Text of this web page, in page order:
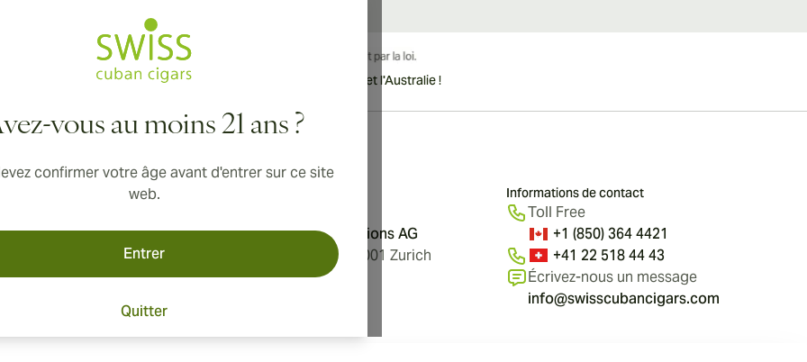
vous au moins 21 ans ?
confirmer votre âge avant d'entrer sur ce site
web.
Entrer
Quitter
internationale disponible vers le Canada, le Royaume-Uni et l'Australie !
Aromatica Distributions AG
Löwenstrasse 20, 8001 Zurich
Switzerland
nous
cookies
Informations de contact
Toll Free
+1 (850) 364 4421
+41 22 518 44 43
Écrivez-nous un message
info@swisscubancigars.com